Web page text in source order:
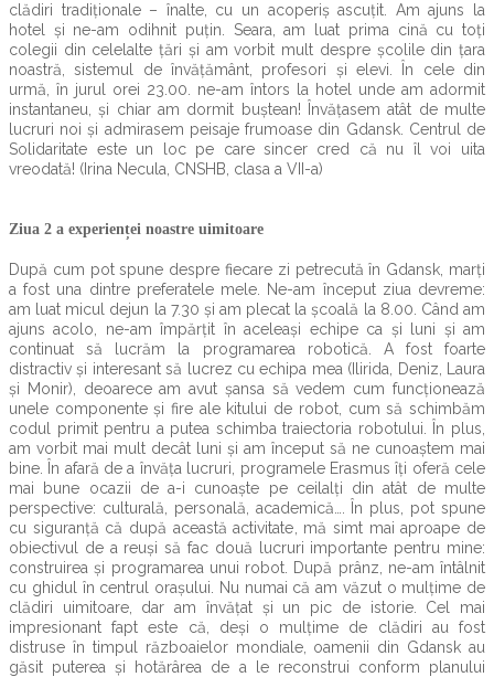
clădiri tradiționale – înalte, cu un acoperiș ascuțit. Am ajuns la
hotel și ne-am odihnit puțin. Seara, am luat prima cină cu toți
colegii din celelalte țări și am vorbit mult despre școlile din țara
noastră, sistemul de învățământ, profesori și elevi. În cele din
urmă, în jurul orei 23.00. ne-am întors la hotel unde am adormit
instantaneu, și chiar am dormit buștean! Învățasem atât de multe
lucruri noi și admirasem peisaje frumoase din Gdansk. Centrul de
Solidaritate este un loc pe care sincer cred că nu îl voi uita
vreodată! (Irina Necula, CNSHB, clasa a VII-a)
Ziua 2 a experienței noastre uimitoare
După cum pot spune despre fiecare zi petrecută în Gdansk, marți
a fost una dintre preferatele mele. Ne-am început ziua devreme:
am luat micul dejun la 7.30 și am plecat la școală la 8.00. Când am
ajuns acolo, ne-am împărțit în aceleași echipe ca și luni și am
continuat să lucrăm la programarea robotică. A fost foarte
distractiv și interesant să lucrez cu echipa mea (Ilirida, Deniz, Laura
și Monir), deoarece am avut șansa să vedem cum funcționează
unele componente și fire ale kitului de robot, cum să schimbăm
codul primit pentru a putea schimba traiectoria robotului. În plus,
am vorbit mai mult decât luni și am început să ne cunoaștem mai
bine. În afară de a învăța lucruri, programele Erasmus îți oferă cele
mai bune ocazii de a-i cunoaște pe ceilalți din atât de multe
perspective: culturală, personală, academică…. În plus, pot spune
cu siguranță că după această activitate, mă simt mai aproape de
obiectivul de a reuși să fac două lucruri importante pentru mine:
construirea și programarea unui robot. După prânz, ne-am întâlnit
cu ghidul în centrul orașului. Nu numai că am văzut o mulțime de
clădiri uimitoare, dar am învățat și un pic de istorie. Cel mai
impresionant fapt este că, deși o mulțime de clădiri au fost
distruse în timpul războaielor mondiale, oamenii din Gdansk au
găsit puterea și hotărârea de a le reconstrui conform planului